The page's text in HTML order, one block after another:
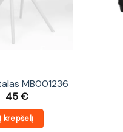
MB001236
45€
Į krepšelį